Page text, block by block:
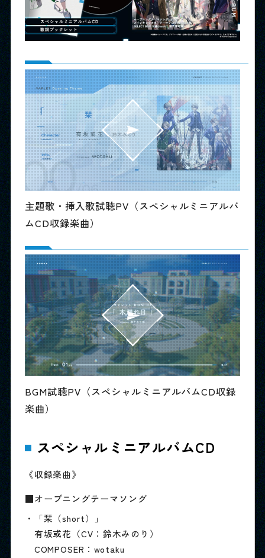
主題歌・挿入歌試聴PV（スペシャルミニアルバ
ムCD収録楽曲）
BGM試聴PV（スペシャルミニアルバムCD収録
楽曲）
スペシャルミニアルバムCD
《収録楽曲》
■オープニングテーマソング
・「栞（short）」
有坂或花（CV：鈴木みのり）
COMPOSER：wotaku